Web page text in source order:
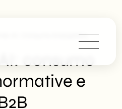
AI: Consumo Energetico,
consumo
e